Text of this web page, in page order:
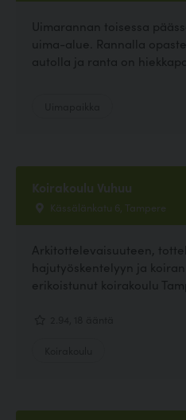
Uimarannan toisessa
uima-alue. Rannalla
autolla ja ranta on
Koirakoulu Vuhuu
Kässälänkatu 6, Tampere
Arkitottelevaisuuteen,
hajutyöskentelyyn ja
erikoistunut koirakoulu